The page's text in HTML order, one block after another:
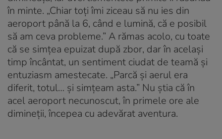
în minte. „Chiar toți îmi ziceau să nu ies din
aeroport până la 6, când e lumină, că e posibil
să am ceva probleme.” A rămas acolo, cu toate
că se simțea epuizat după zbor, dar în același
timp încântat, un sentiment ciudat de teamă și
entuziasm amestecate. „Parcă și aerul era
diferit, totul… și simțeam asta.” Nu știa că în
acel aeroport necunoscut, în primele ore ale
dimineții, începea cu adevărat aventura.